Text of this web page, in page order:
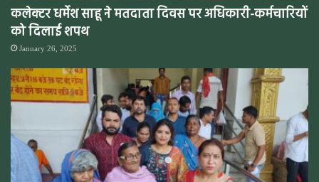
कलेक्टर धर्मेश साहू ने मतदाता दिवस पर अधिकारी-कर्मचारियों
को दिलाई शपथ
January 26, 2025